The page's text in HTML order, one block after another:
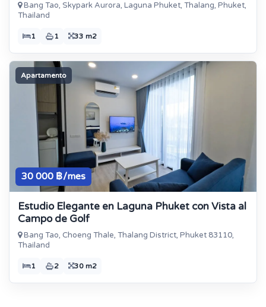
Bang Tao, Skypark Aurora, Laguna Phuket, Thalang, Phuket,
Thailand
1 1 33 m2
Apartamento
30 000 ฿/mes
Estudio Elegante en Laguna Phuket con Vista al
Campo de Golf
Bang Tao, Choeng Thale, Thalang District, Phuket 83110,
Thailand
1 2 30 m2